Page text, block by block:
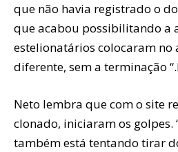
que não havia registrado o
que acabou possibilitando a
estelionatários colocaram no
diferente, sem a terminação
Neto lembra que com o site
clonado, iniciaram os golpes.
também está tentando tirar